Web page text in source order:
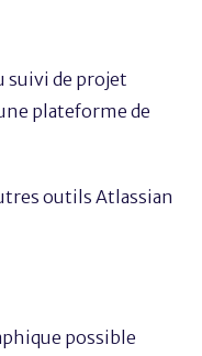
suivi de projet
plateforme de
outils Atlassian
possible